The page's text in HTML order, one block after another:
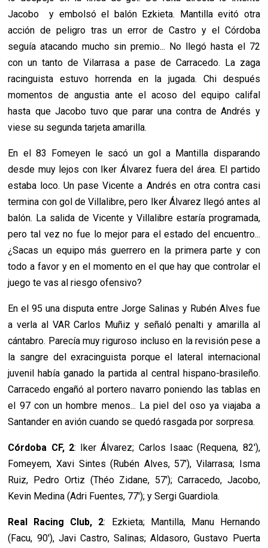
Jacobo y embolsó el balón Ezkieta. Mantilla evitó otra
acción de peligro tras un error de Castro y el Córdoba
seguía atacando mucho sin premio... No llegó hasta el 72
con un tanto de Vilarrasa a pase de Carracedo. La zaga
racinguista estuvo horrenda en la jugada. Chi después
momentos de angustia ante el acoso del equipo califal
hasta que Jacobo tuvo que parar una contra de Andrés y
viese su segunda tarjeta amarilla.
En el 83 Fomeyen le sacó un gol a Mantilla disparando
desde muy lejos con Iker Álvarez fuera del área. El partido
estaba loco. Un pase Vicente a Andrés en otra contra casi
termina con gol de Villalibre, pero Iker Álvarez llegó antes al
balón. La salida de Vicente y Villalibre estaría programada,
pero tal vez no fue lo mejor para el estado del encuentro...
¿Sacas un equipo más guerrero en la primera parte y con
todo a favor y en el momento en el que hay que controlar el
juego te vas al riesgo ofensivo?
En el 95 una disputa entre Jorge Salinas y Rubén Alves fue
a verla al VAR Carlos Muñiz y señaló penalti y amarilla al
cántabro. Parecía muy riguroso incluso en la revisión pese a
la sangre del exracinguista porque el lateral internacional
juvenil había ganado la partida al central hispano-brasileño.
Carracedo engañó al portero navarro poniendo las tablas en
el 97 con un hombre menos... La piel del oso ya viajaba a
Santander en avión cuando se quedó rasgada por sorpresa.
Córdoba CF, 2: Iker Álvarez; Carlos Isaac (Requena, 82'),
Fomeyem, Xavi Sintes (Rubén Alves, 57'), Vilarrasa; Isma
Ruiz, Pedro Ortiz (Théo Zidane, 57'); Carracedo, Jacobo,
Kevin Medina (Adri Fuentes, 77'); y Sergi Guardiola.
Real Racing Club, 2: Ezkieta; Mantilla, Manu Hernando
(Facu, 90'), Javi Castro, Salinas; Aldasoro, Gustavo Puerta